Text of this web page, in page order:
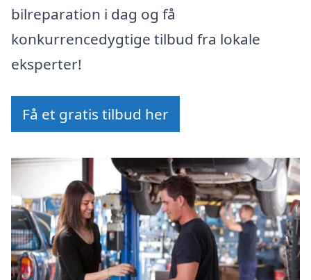
bilreparation i dag og få
konkurrencedygtige tilbud fra lokale
eksperter!
Få et gratis tilbud her